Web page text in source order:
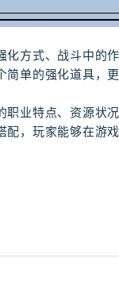
化方式、战斗中的
单的强化道具，
职业特点、资源状
配，玩家能够在游